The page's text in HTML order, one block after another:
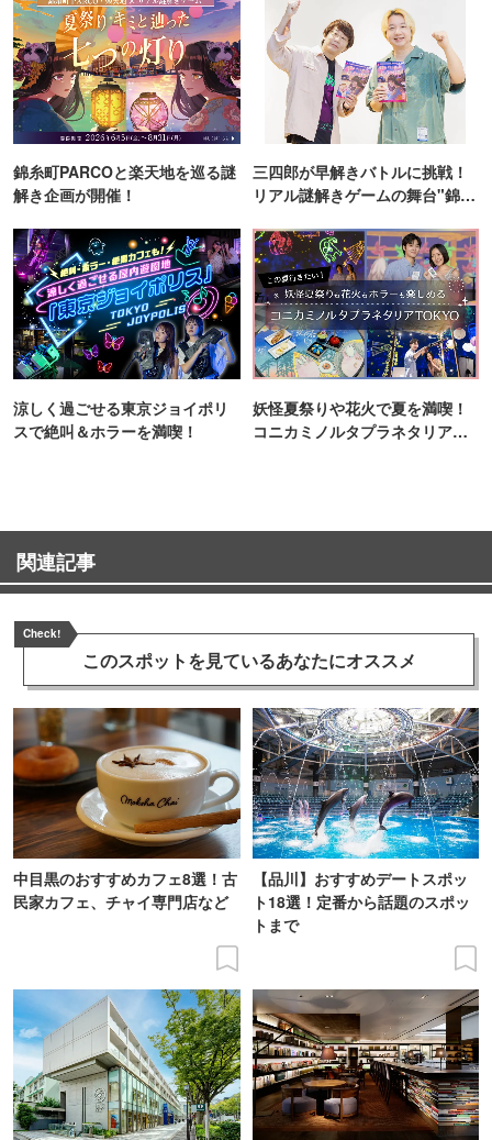
錦糸町PARCOと楽天地を巡る謎
解き企画が開催！
三四郎が早解きバトルに挑戦！
リアル謎解きゲームの舞台"錦糸
涼しく過ごせる東京ジョイポリ
スで絶叫＆ホラーを満喫！
妖怪夏祭りや花火で夏を満喫！
コニカミノルタプラネタリア
関連記事
Check!
このスポットを見ているあなたにオススメ
中目黒のおすすめカフェ8選！古
民家カフェ、チャイ専門店など
【品川】おすすめデートスポッ
ト18選！定番から話題のスポッ
トまで